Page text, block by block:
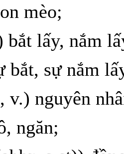
mèo;
bắt lấy, nắm
bắt, sự nắm
v.) nguyên
ngăn;